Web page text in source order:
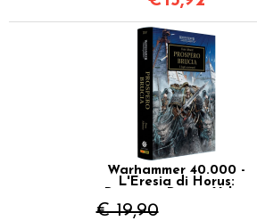
Warhammer 40.000 -
L'Eresia di Horus:
€ 19,90